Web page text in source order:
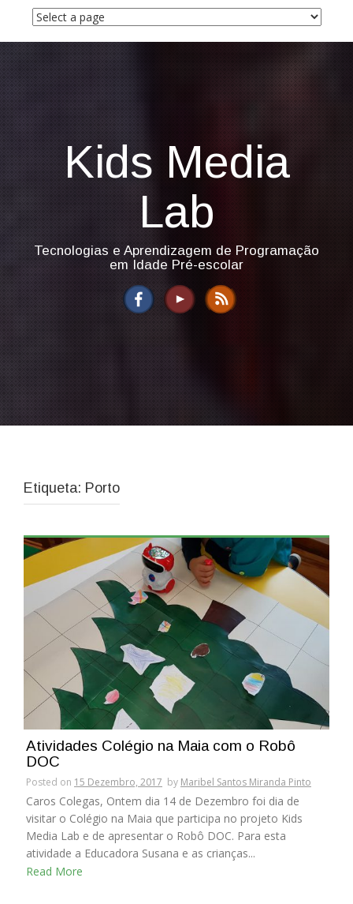
i
Kids Media
Lab
Tecnologias e Aprendizagem de Programação
em Idade Pré-escolar
Etiqueta: Porto
Atividades Colégio na Maia com o Robô
DOC
Posted on 15 Dezembro, 2017 by Maribel Santos Miranda Pinto
Caros Colegas, Ontem dia 14 de Dezembro foi dia de
visitar o Colégio na Maia que participa no projeto Kids
Media Lab e de apresentar o Robô DOC. Para esta
atividade a Educadora Susana e as crianças...
Read More